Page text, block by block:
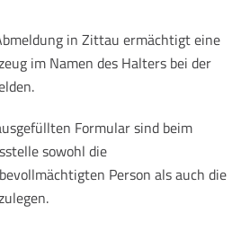
in Zittau ermächtigt eine
im Namen des Halters bei der
Formular sind beim
sowohl die
Person als auch die